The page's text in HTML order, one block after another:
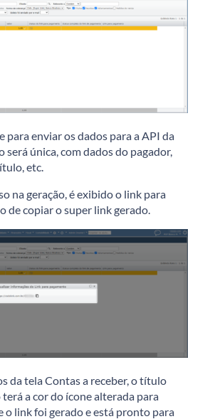
para enviar os dados para a API da
será única, com dados do pagador,
etc.
na geração, é exibido o link para
de copiar o super link gerado.
da tela Contas a receber, o título
terá a cor do ícone alterada para
o link foi gerado e está pronto para